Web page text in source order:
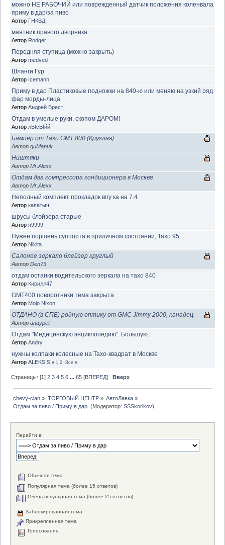
можно НЕ РАБОЧИЙ или поврежденный датчик положения коленвала
приму в дар/за пиво
Автор ГНКВД
маятник правого дворника
Автор Rodger
Передняя ступица (можно закрыть)
Автор medved
Шланги Гур
Автор Icemann
Приму в дар Пластиковые подножки на 840-ю или меняю на узкий ряд
фар морды-лица
Автор Андрей Брест
Отдам в умелые руки, скопом ДАРОМ!
Автор лЫсЫйй
Бампер от Тахо GMT 800 (Круглая)
Автор guMapuk
Ништяки
Автор Mr.Alexx
Отдам два компрессора кондиционера в Москве.
Автор Mr.Alexx
Неполный комплект прокладок впу ка на 7.4
Автор капатыч
шрусы блэйзера старые
Автор я9999
Нужен поршень суппорта в приличном состоянии, Тахо 95
Автор Nikita
Салоное зеркало блейзер круглый
Автор Den73
отдам останки водительского зеркала на тахо 840
Автор Кирилл47
GMT400 поворотники тема закрыта
Автор Mojo Nixon
ОТДАНО (в СПБ) родную оптику от GMC Jimmy 2000, канадец.
Автор andypet
Отдам "Медицинскую энциклопедию". Большую.
Автор Andry
нужны колпаки колесные на Тахо-квадрат в Москве
Автор ALEKSIS « 1 2 Все »
Страницы: [1]2 3 4 5 6 ...65 [ВПЕРЕД] Вверх
chevy-clan » ТОРГОВЫЙ ЦЕНТР» АвтоЛавка»
Отдам за пиво / Приму в дар (Модератор:SSSkorikov)
Перейти в:
Обычная тема
Популярная тема (более 15 ответов)
Очень популярная тема (более 25 ответов)
Заблокированная тема
Прикрепленная тема
Голосование